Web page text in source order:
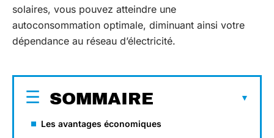
solaires, vous pouvez atteindre une
autoconsommation optimale, diminuant ainsi votre
dépendance au réseau d’électricité.
SOMMAIRE
Les avantages économiques